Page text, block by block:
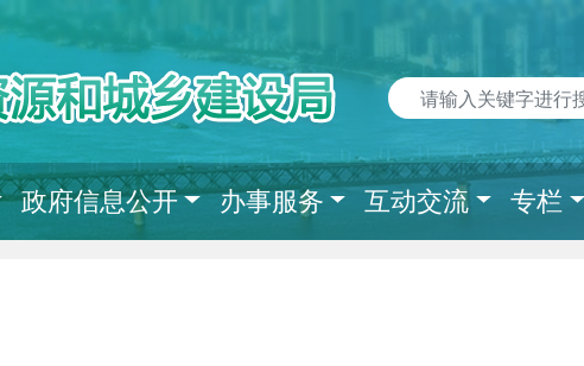
政府信息公开 办事服务 互动交流 专栏